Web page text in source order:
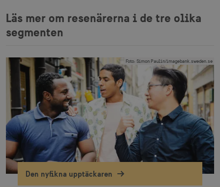
Läs mer om resenärerna i de tre olika
segmenten
Foto: Simon Paulin/imagebank.sweden.se
Den nyfikna upptäckaren
JSESSIONID
li_gc
LinkedIn Corporation
.linkedin.com
månader
Leverantör /
Namn
Namn
Leverantör
/ Domän
Utgång